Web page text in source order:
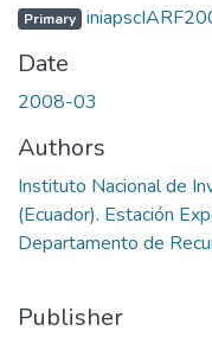
Primary
Date
2008-03
Authors
Instituto Nacional de
(Ecuador). Estación
Departamento de
Publisher